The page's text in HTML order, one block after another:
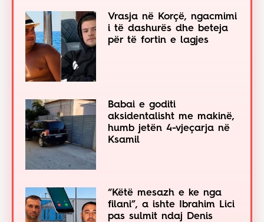
Vrasja në Korçë, ngacmimi
i të dashurës dhe beteja
për të fortin e lagjes
Babai e goditi
aksidentalisht me makinë,
humb jetën 4-vjeçarja në
Ksamil
“Këtë mesazh e ke nga
filani”, a ishte Ibrahim Lici
pas sulmit ndaj Denis